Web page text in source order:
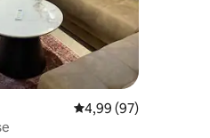
4,99 af 5 í
4,99 (97)